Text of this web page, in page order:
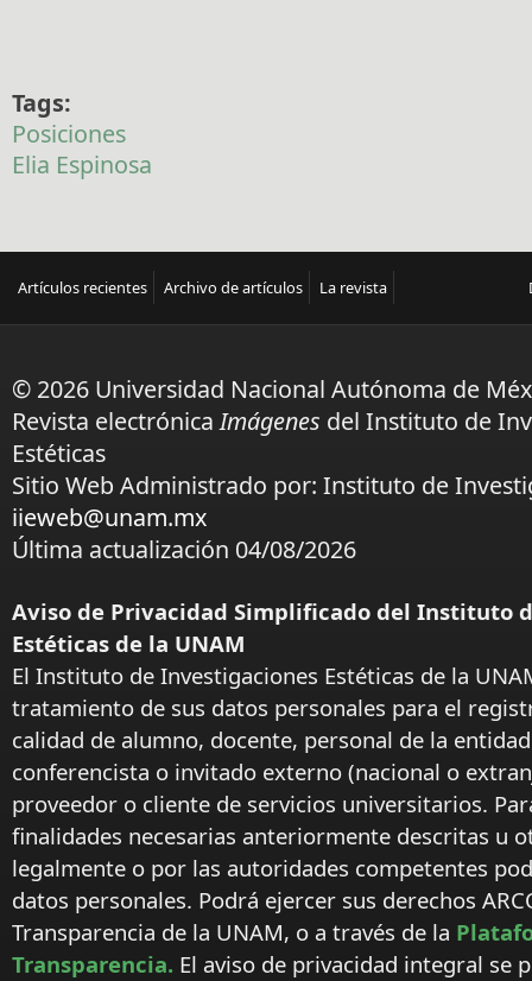
Tags:
Posiciones
Elia Espinosa
Artículos recientes Archivo de artículos La revista
© 2026 Universidad Nacional Autónoma de
Revista electrónicaImágenes del Instituto de
Estéticas
Sitio Web Administrado por: Instituto de
iieweb@unam.mx
Última actualización 04/08/2026
Aviso de Privacidad Simplificado del Instituto
Estéticas de la UNAM
El Instituto de Investigaciones Estéticas de la
tratamiento de sus datos personales para el
calidad de alumno, docente, personal de la
conferencista o invitado externo (nacional o
proveedor o cliente de servicios universitarios.
finalidades necesarias anteriormente descritas u
legalmente o por las autoridades competentes
datos personales. Podrá ejercer sus derechos
Transparencia de la UNAM, o a través de la
Transparencia. El aviso de privacidad integral se